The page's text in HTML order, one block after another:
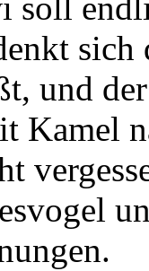
und
Kamel